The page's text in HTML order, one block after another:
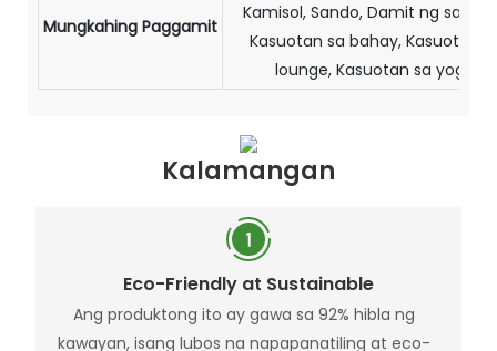
Mungkahing Paggamit
Kamisol, Sando, Damit ng
Kasuotan sa bahay, Kasuotan
lounge, Kasuotan sa yoga
Kalamangan
Eco-Friendly at Sustainable
Ang produktong ito ay gawa sa 92% hibla ng
kawayan, isang lubos na napapanatiling at eco-